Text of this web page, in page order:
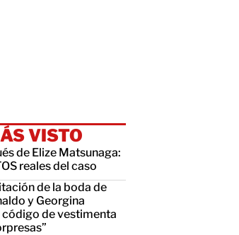
VISTO
de Elize Matsunaga:
reales del caso
de la boda de
y Georgina
código de vestimenta